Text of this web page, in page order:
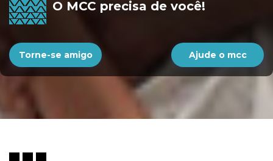
O MCC precisa de você!
Torne-se amigo Ajude o mcc